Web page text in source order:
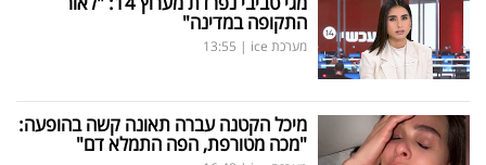
התקופה במדינה"
מערכת ice |
13:55
מיכל הקטנה עברה תאונה קשה בהופעה:
"מכה מטורפת, הפה התמלא דם"